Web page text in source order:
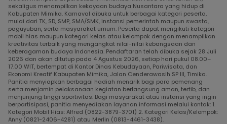
sekaligus menampilkan kekayaan budaya Nusantara yang hidup di
Kabupaten Mimika. Karnaval dibuka untuk berbagai kategori peserta,
mulai dari TK, SD, SMP, SMA/SMK, instansi pemerintah maupun swasta,
paguyuban, serta masyarakat umum. Peserta dapat mengikuti kategori
mobil hias maupun kategori kelas atau kelompok dengan menampilkan
kreativitas terbaik yang mengangkat nilai-nilai kebangsaan dan
keberagaman budaya Indonesia. Pendaftaran telah dibuka sejak 28 Juli
2026 dan akan ditutup pada 4 Agustus 2026, setiap hari pukul 08.00–
17.00 WIT, bertempat di Kantor Dinas Kebudayaan, Pariwisata, dan
Ekonomi Kreatif Kabupaten Mimika, Jalan Cenderawasih SP III, Timika.
Panitia menyiapkan berbagai hadiah menarik bagi para pemenang
serta menjamin pelaksanaan kegiatan berlangsung aman, tertib, dan
menjunjung tinggi sportivitas. Bagi masyarakat atau instansi yang ingin
berpartisipasi, panitia menyediakan layanan informasi melalui kontak: 1.
Kategori Mobil Hias: Alfred (0822-3879-3701) 2. Kategori Kelas/Kelompok:
Anny (0821-2406-4281) atau Merlin (0813-4461-3438).